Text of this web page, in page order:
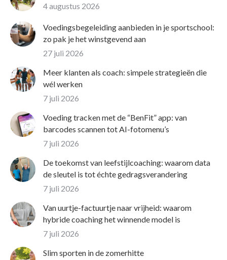
4 augustus 2026
Voedingsbegeleiding aanbieden in je sportschool:
zo pak je het winstgevend aan
27 juli 2026
Meer klanten als coach: simpele strategieën die
wél werken
7 juli 2026
Voeding tracken met de “BenFit” app: van
barcodes scannen tot AI-fotomenu’s
7 juli 2026
De toekomst van leefstijlcoaching: waarom data
de sleutel is tot échte gedragsverandering
7 juli 2026
Van uurtje-factuurtje naar vrijheid: waarom
hybride coaching het winnende model is
7 juli 2026
Slim sporten in de zomerhitte